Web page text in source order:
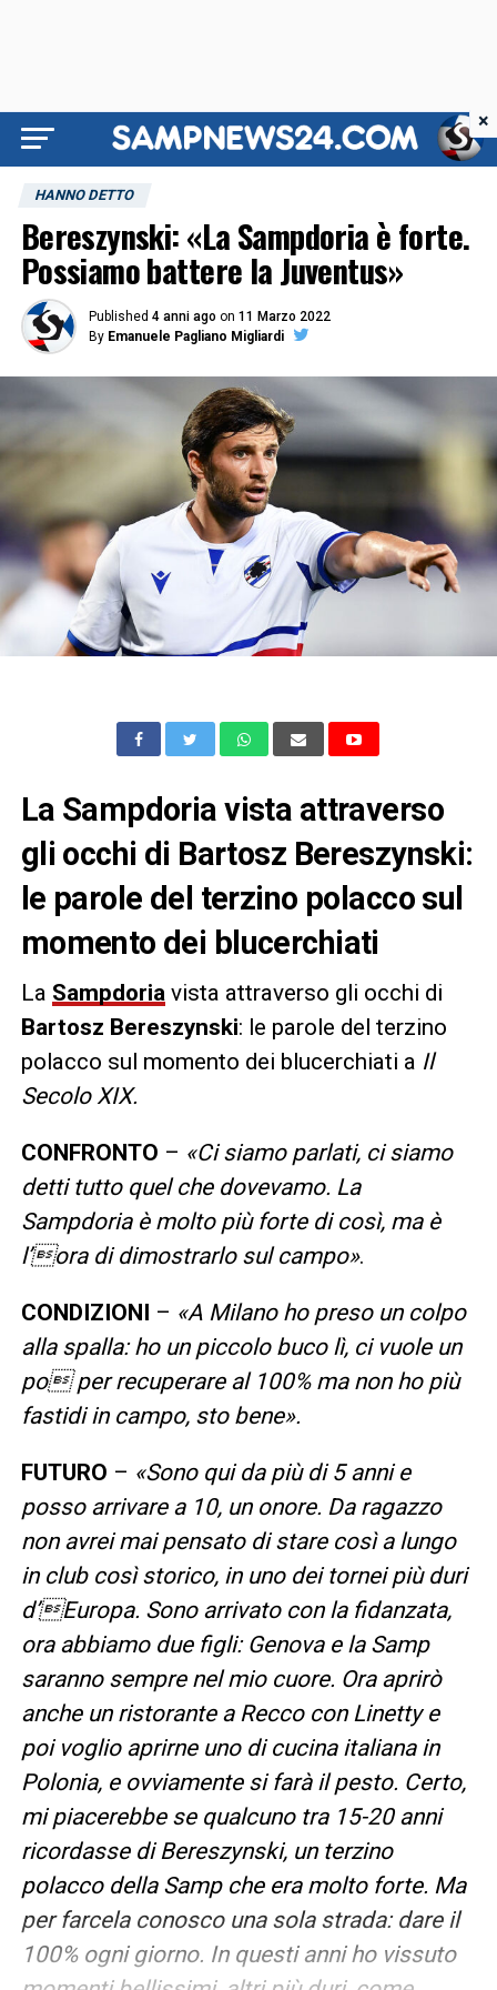
HANNO DETTO
Bereszynski: «La Sampdoria è forte.
Possiamo battere la Juventus»
Published 4 anni ago on 11 Marzo 2022
By Emanuele Pagliano Migliardi
La Sampdoria vista attraverso
gli occhi di Bartosz Bereszynski:
le parole del terzino polacco sul
momento dei blucerchiati
La Sampdoriavista attraverso gli occhi di
Bartosz Bereszynski: le parole del terzino
polacco sul momento dei blucerchiati a Il
Secolo XIX.
CONFRONTO – «Ci siamo parlati, ci siamo
detti tutto quel che dovevamo. La
Sampdoria è molto più forte di così, ma è
l’ora di dimostrarlo sul campo».
CONDIZIONI – «A Milano ho preso un colpo
alla spalla: ho un piccolo buco lì, ci vuole un
po per recuperare al 100% ma non ho più
fastidi in campo, sto bene».
FUTURO – «Sono qui da più di 5 anni e
posso arrivare a 10, un onore. Da ragazzo
non avrei mai pensato di stare così a lungo
in club così storico, in uno dei tornei più duri
d’Europa. Sono arrivato con la fidanzata,
ora abbiamo due figli: Genova e la Samp
saranno sempre nel mio cuore. Ora aprirò
anche un ristorante a Recco con Linetty e
poi voglio aprirne uno di cucina italiana in
Polonia, e ovviamente si farà il pesto. Certo,
mi piacerebbe se qualcuno tra 15-20 anni
ricordasse di Bereszynski, un terzino
polacco della Samp che era molto forte. Ma
per farcela conosco una sola strada: dare il
100% ogni giorno. In questi anni ho vissuto
×